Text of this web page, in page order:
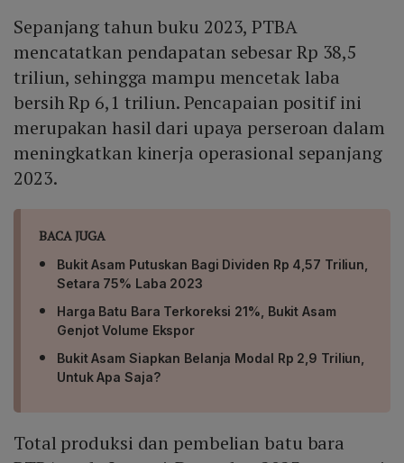
Sepanjang tahun buku 2023, PTBA
mencatatkan pendapatan sebesar Rp 38,5
triliun, sehingga mampu mencetak laba
bersih Rp 6,1 triliun. Pencapaian positif ini
merupakan hasil dari upaya perseroan dalam
meningkatkan kinerja operasional sepanjang
2023.
BACA JUGA
Bukit Asam Putuskan Bagi Dividen Rp 4,57 Triliun,
Setara 75% Laba 2023
Harga Batu Bara Terkoreksi 21%, Bukit Asam
Genjot Volume Ekspor
Bukit Asam Siapkan Belanja Modal Rp 2,9 Triliun,
Untuk Apa Saja?
Total produksi dan pembelian batu bara